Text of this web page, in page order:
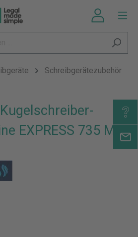
Schreibgerätezubehör
EXPRESS 735 M